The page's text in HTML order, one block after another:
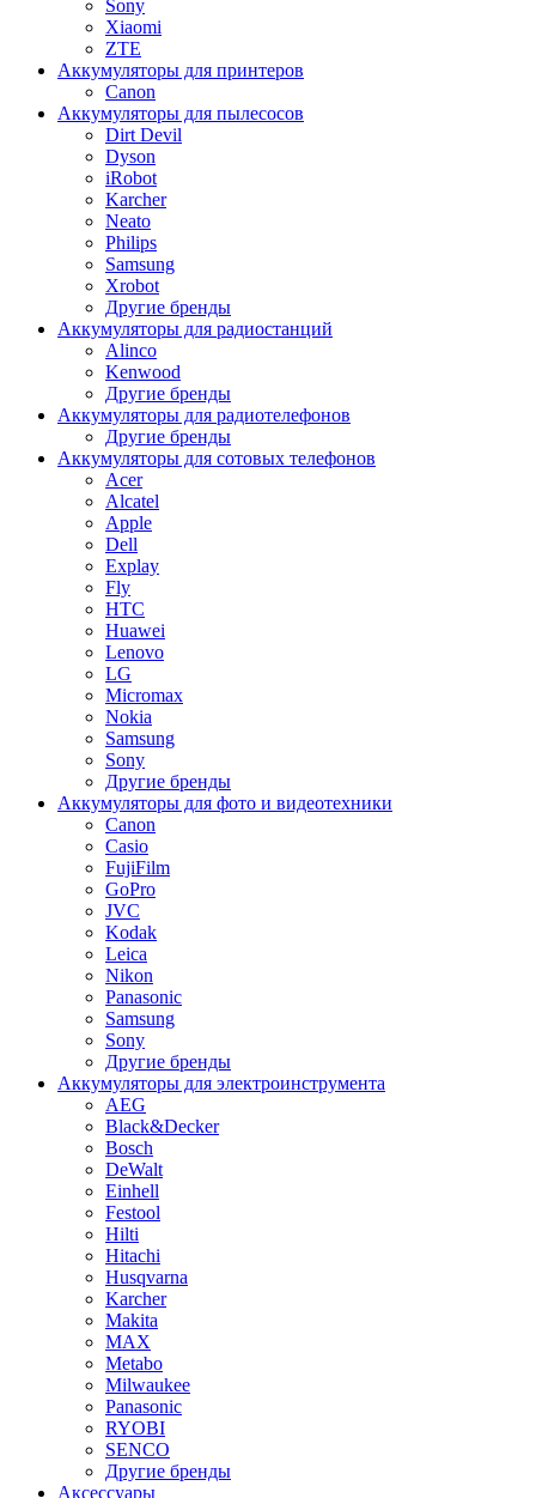
Sony
Xiaomi
ZTE
Аккумуляторы для принтеров
Canon
Аккумуляторы для пылесосов
Dirt Devil
Dyson
iRobot
Karcher
Neato
Philips
Samsung
Xrobot
Другие бренды
Аккумуляторы для радиостанций
Alinco
Kenwood
Другие бренды
Аккумуляторы для радиотелефонов
Другие бренды
Аккумуляторы для сотовых телефонов
Acer
Alcatel
Apple
Dell
Explay
Fly
HTC
Huawei
Lenovo
LG
Micromax
Nokia
Samsung
Sony
Другие бренды
Аккумуляторы для фото и видеотехники
Canon
Casio
FujiFilm
GoPro
JVC
Kodak
Leica
Nikon
Panasonic
Samsung
Sony
Другие бренды
Аккумуляторы для электроинструмента
AEG
Black&Decker
Bosch
DeWalt
Einhell
Festool
Hilti
Hitachi
Husqvarna
Karcher
Makita
MAX
Metabo
Milwaukee
Panasonic
RYOBI
SENCO
Другие бренды
Аксессуары